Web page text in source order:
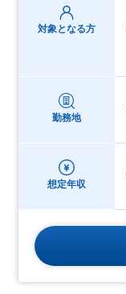
対象となる方
勤務地
想定年収